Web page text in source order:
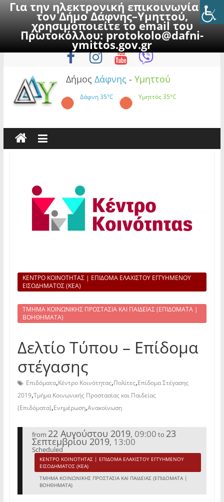
Για την ηλεκτρονική επικοινωνία με
τον Δήμο Δάφνης–Υμηττού,
χρησιμοποιείτε το email του
Πρωτοκόλλου:protokolo@dafni-
ymittos.gov.gr
to
Σάββατο, 8 Αυγούστου 2026
Δήμος Δάφνης - Υμηττού
Δάφνη35°C Υμηττός35°C
ΚΕΝΤΡΟ ΚΟΙΝΟΤΗΤΑΣ | ΕΠΙΔΟΜΑ ΕΛΑΧΙΣΤΟΥ ΕΓΓΥΗΜΕΝΟΥ
ΕΙΣΟΔΗΜΑΤΟΣ (ΚΕΑ)
ΤΜΗΜΑ ΚΟΙΝΩΝΙΚΗΣ ΠΡΟΣΤΑΣΙΑ ΚΑΙ ΠΑΙΔΕΙΑΣ (ΕΠΙΔΟΜΑΤΑ |
ΒΟΗΘΗΜΑΤΑ)
Δελτίο Τύπου – Επίδομα
στέγασης
Επιδόματα,Κέντρο Κοινότητας,Πολίτες,Επίδομα Στέγασης
2019,Τμήμα Κοινωνικής Προστασίας και Παιδείας
(Επιδόματα),Ενημέρωση,Ανακοίνωση
from 22 Αυγούστου 2019, 09:00 to 23
Σεπτεμβρίου 2019, 13:00
Scheduled
ΚΕΝΤΡΟ ΚΟΙΝΟΤΗΤΑΣ | ΕΠΙΔΟΜΑ ΕΛΑΧΙΣΤΟΥ ΕΓΓΥΗΜΕΝΟΥ
ΕΙΣΟΔΗΜΑΤΟΣ (ΚΕΑ)
ΤΜΗΜΑ ΚΟΙΝΩΝΙΚΗΣ ΠΡΟΣΤΑΣΙΑ ΚΑΙ ΠΑΙΔΕΙΑΣ (ΕΠΙΔΟΜΑΤΑ |
ΒΟΗΘΗΜΑΤΑ)